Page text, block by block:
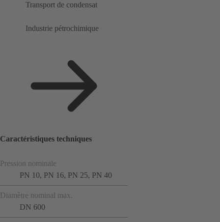
Transport de condensat
Industrie pétrochimique
Caractéristiques techniques
Pression nominale
PN 10, PN 16, PN 25, PN 40
Diamètre nominal max.
DN 600